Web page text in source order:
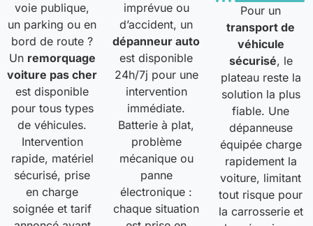
voie publique,
un parking ou en
bord de route ?
Un remorquage
voiture pas cher
est disponible
pour tous types
de véhicules.
Intervention
rapide, matériel
sécurisé, prise
en charge
soignée et tarif
imprévue ou
d’accident, un
dépanneur auto
est disponible
24h/7j pour une
intervention
immédiate.
Batterie à plat,
problème
mécanique ou
panne
électronique :
chaque situation
Pour un
transport de
véhicule
sécurisé, le
plateau reste la
solution la plus
fiable. Une
dépanneuse
équipée charge
rapidement la
voiture, limitant
tout risque pour
la carrosserie et